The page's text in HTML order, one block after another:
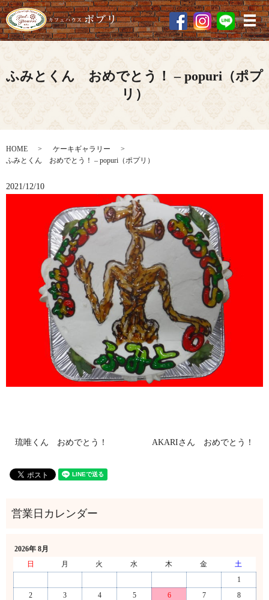
メ
ふみとくん おめでとう！ – popuri（ポプ
リ）
HOME
ケーキギャラリー
ふみとくん おめでとう！ – popuri（ポプリ）
2021/12/10
琉唯くん おめでとう！ AKARIさん おめでとう！
2026年 8月
日
月 火 水 木 金
土
1
2
3 4 5 6 7
8